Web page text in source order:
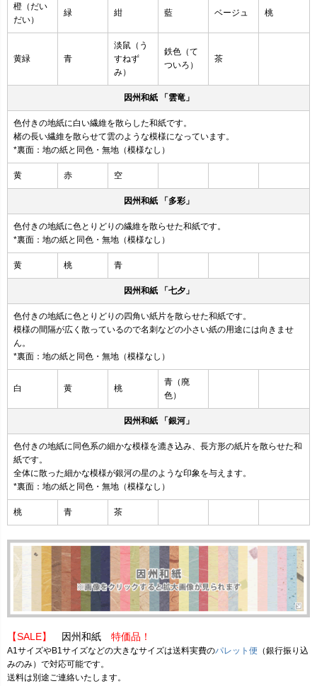
橙（だい
だい）
緑 紺 藍 ベージュ 桃
黄緑 青
淡鼠（う
すねず
み）
鉄色（て
ついろ）
茶
因州和紙 「雲竜」
色付きの地紙に白い繊維を散らした和紙です。
楮の長い繊維を散らせて雲のような模様になっています。
*裏面：地の紙と同色・無地（模様なし）
黄 赤 空
因州和紙 「多彩」
色付きの地紙に色とりどりの繊維を散らせた和紙です。
*裏面：地の紙と同色・無地（模様なし）
黄 桃 青
因州和紙 「七夕」
色付きの地紙に色とりどりの四角い紙片を散らせた和紙です。
模様の間隔が広く散っているので名刺などの小さい紙の用途には向きませ
ん。
*裏面：地の紙と同色・無地（模様なし）
白 黄 桃
青（廃
色）
因州和紙 「銀河」
色付きの地紙に同色系の細かな模様を漉き込み、長方形の紙片を散らせた和
紙です。
全体に散った細かな模様が銀河の星のような印象を与えます。
*裏面：地の紙と同色・無地（模様なし）
桃 青 茶
【SALE】 因州和紙 特価品！
A1サイズやB1サイズなどの大きなサイズは送料実費のパレット便 （銀行振り込
みのみ）で対応可能です。
送料は別途ご連絡いたします。